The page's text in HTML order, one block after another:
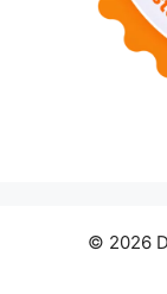
© 2026